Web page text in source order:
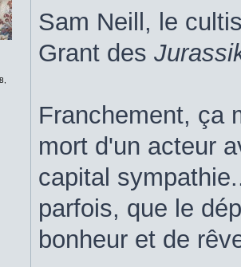
Sam Neill, le
Grant des
Franchement, ça
mort d'un acteur
capital
parfois, que le
bonheur et de